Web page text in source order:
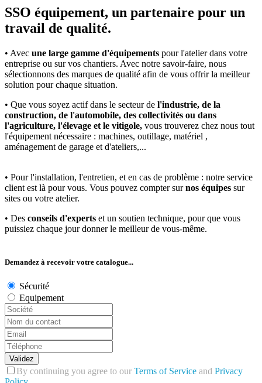
SSO équipement, un partenaire pour un
travail de qualité.
• Avec une large gamme d'équipements pour l'atelier dans votre
entreprise ou sur vos chantiers. Avec notre savoir-faire, nous
sélectionnons des marques de qualité afin de vous offrir la meilleur
solution pour chaque situation.
• Que vous soyez actif dans le secteur de l'industrie, de la
construction, de l'automobile, des collectivités ou dans
l'agriculture, l'élevage et le vitigole, vous trouverez chez nous tout
l'équipement nécessaire : machines, outillage, matériel ,
aménagement de garage et d'ateliers,...
• Pour l'installation, l'entretien, et en cas de problème : notre service
client est là pour vous. Vous pouvez compter surnos équipes sur
sites ou votre atelier.
• Des conseils d'experts et un soutien technique, pour que vous
puissiez chaque jour donner le meilleur de vous-même.
Demandez à recevoir votre catalogue...
Sécurité
Equipement
Validez
By continuing you agree to our Terms of Service and Privacy